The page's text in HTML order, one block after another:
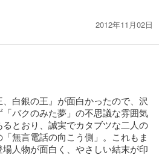
2012年11月02日
白銀の王』が面白かったので、沢
バクのみた夢」の不思議な雰囲気
とおり、誠実でカタブツな二人の
無言電話の向こう側」。これもま
人物が面白く、やさしい結末が印